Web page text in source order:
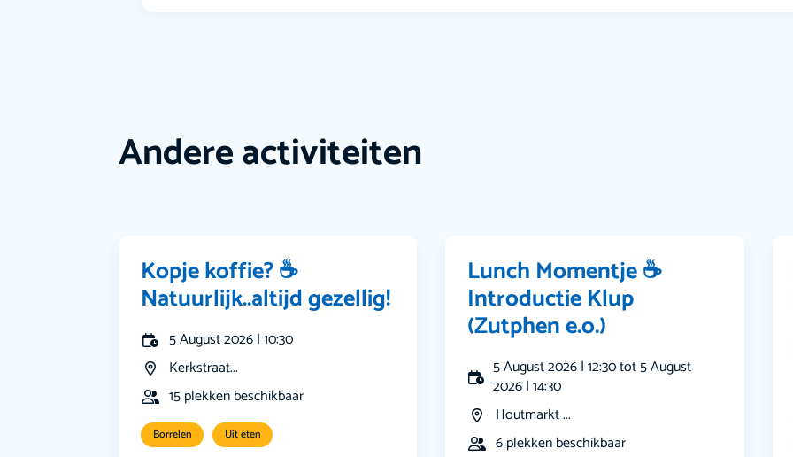
Andere activiteiten
Kopje koffie? ☕️
Natuurlijk..altijd gezellig!
5 August 2026 | 10:30
Kerkstraat...
15 plekken beschikbaar
Borrelen Uit eten
Lunch Momentje ☕️
Introductie Klup
(Zutphen e.o.)
5 August 2026 | 12:30 tot 5 August
2026 | 14:30
Houtmarkt ...
6 plekken beschikbaar